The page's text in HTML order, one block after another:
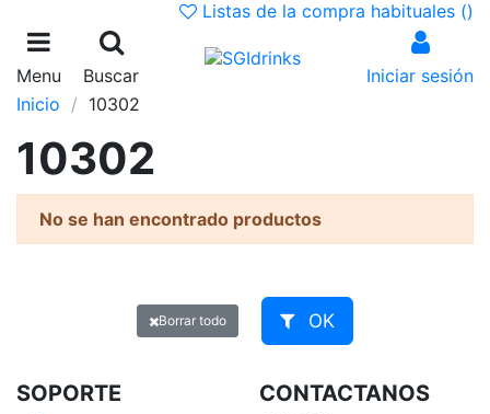
Listas de la compra habituales ()
Menu Buscar
Iniciar sesión
Inicio
10302
10302
No se han encontrado productos
Borrar todo OK
SOPORTE CONTACTANOS